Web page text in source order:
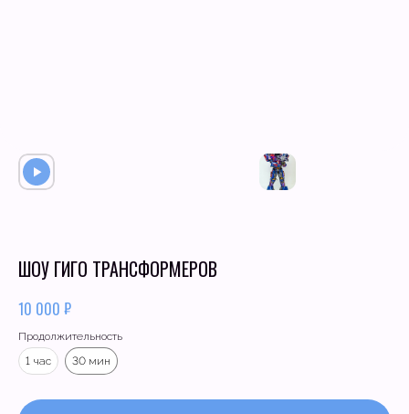
ШОУ ГИГО ТРАНСФОРМЕРОВ
10 000 ₽
Продолжительность
1 час
30 мин